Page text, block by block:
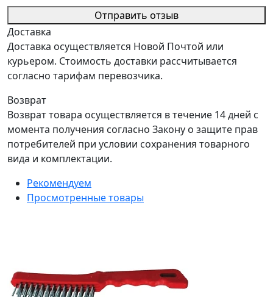
Отправить отзыв
Доставка
Доставка осуществляется Новой Почтой или
курьером. Стоимость доставки рассчитывается
согласно тарифам перевозчика.
Возврат
Возврат товара осуществляется в течение 14 дней с
момента получения согласно Закону о защите прав
потребителей при условии сохранения товарного
вида и комплектации.
Рекомендуем
Просмотренные товары